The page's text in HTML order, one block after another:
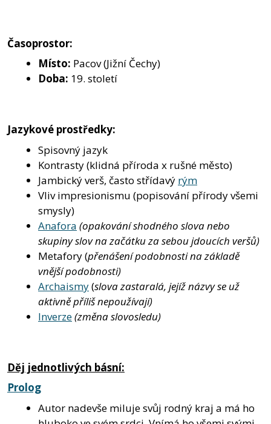
Časoprostor:
Místo: Pacov (Jižní Čechy)
Doba: 19. století
Jazykové prostředky:
Spisovný jazyk
Kontrasty (klidná příroda x rušné město)
Jambický verš, často střídavý rým
Vliv impresionismu (popisování přírody všemi
smysly)
Anafora (opakování shodného slova nebo
skupiny slov na začátku za sebou jdoucích veršů)
Metafory (přenášení podobnosti na základě
vnější podobnosti)
Archaismy(slova zastaralá, jejíž názvy se už
aktivně příliš nepoužívají)
Inverze(změna slovosledu)
Děj jednotlivých básní:
Prolog
Autor nadevše miluje svůj rodný kraj a má ho